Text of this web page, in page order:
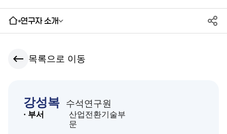
연구자 소개
목록으로 이동
강성복 수석연구원
· 부서
산업전환기술부
문